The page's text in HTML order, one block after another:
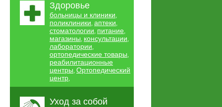
Здоровье
больницы и клиники,
поликлиники, аптеки,
стоматологии, питание,
магазины, консультации,
лаборатории,
ортопедические товары,
реабилитационные
центры, Ортопедический
центр,
Уход за собой